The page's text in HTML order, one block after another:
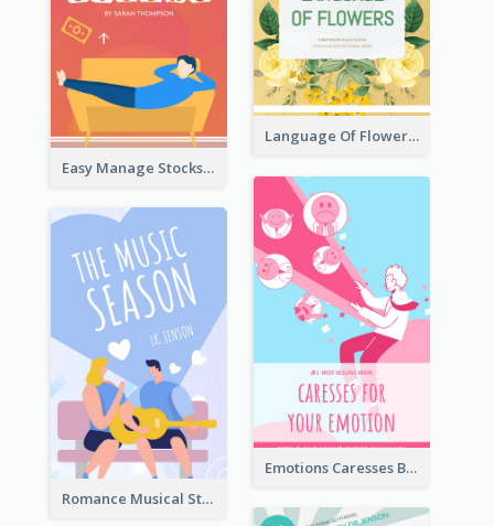
Easy Manage Stocks Book Cover Design
Language Of Flowers Book Cover
Emotions Caresses Book Cover
Romance Musical Story Book Cover